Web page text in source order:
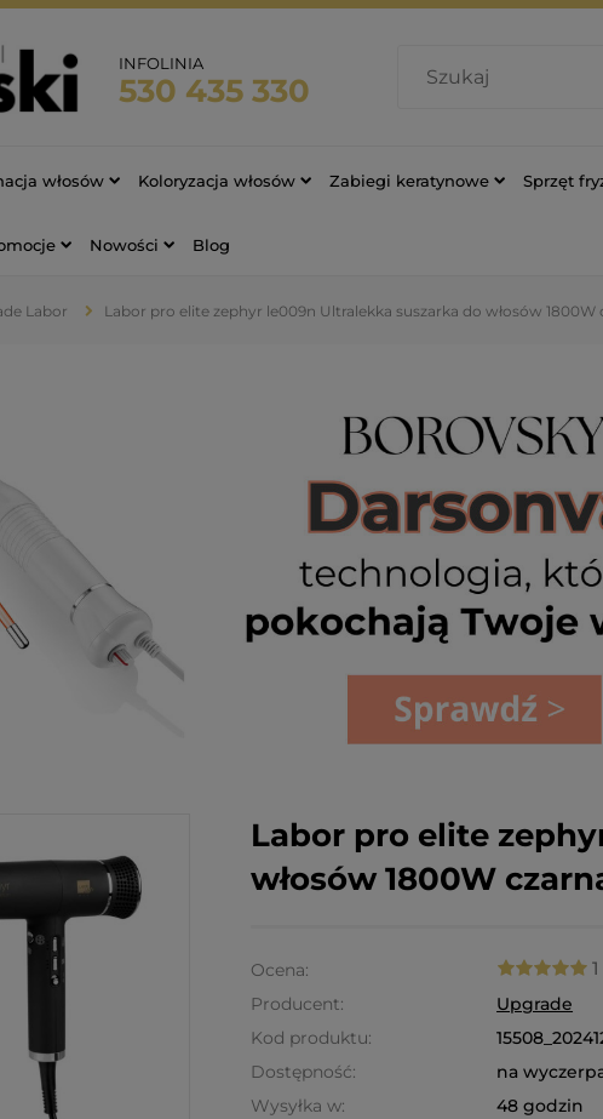
INFOLINIA
530 435 330
włosów Koloryzacja włosów Zabiegi keratynowe Sprzęt
Nowości Blog
Labor Labor pro elite zephyr le009n Ultralekka suszarka do włosów
Labor pro elite
włosów 1800W
Ocena:
Producent:
Upgrade
Kod produktu:
Dostępność:
na
Wysyłka w:
48 godzin